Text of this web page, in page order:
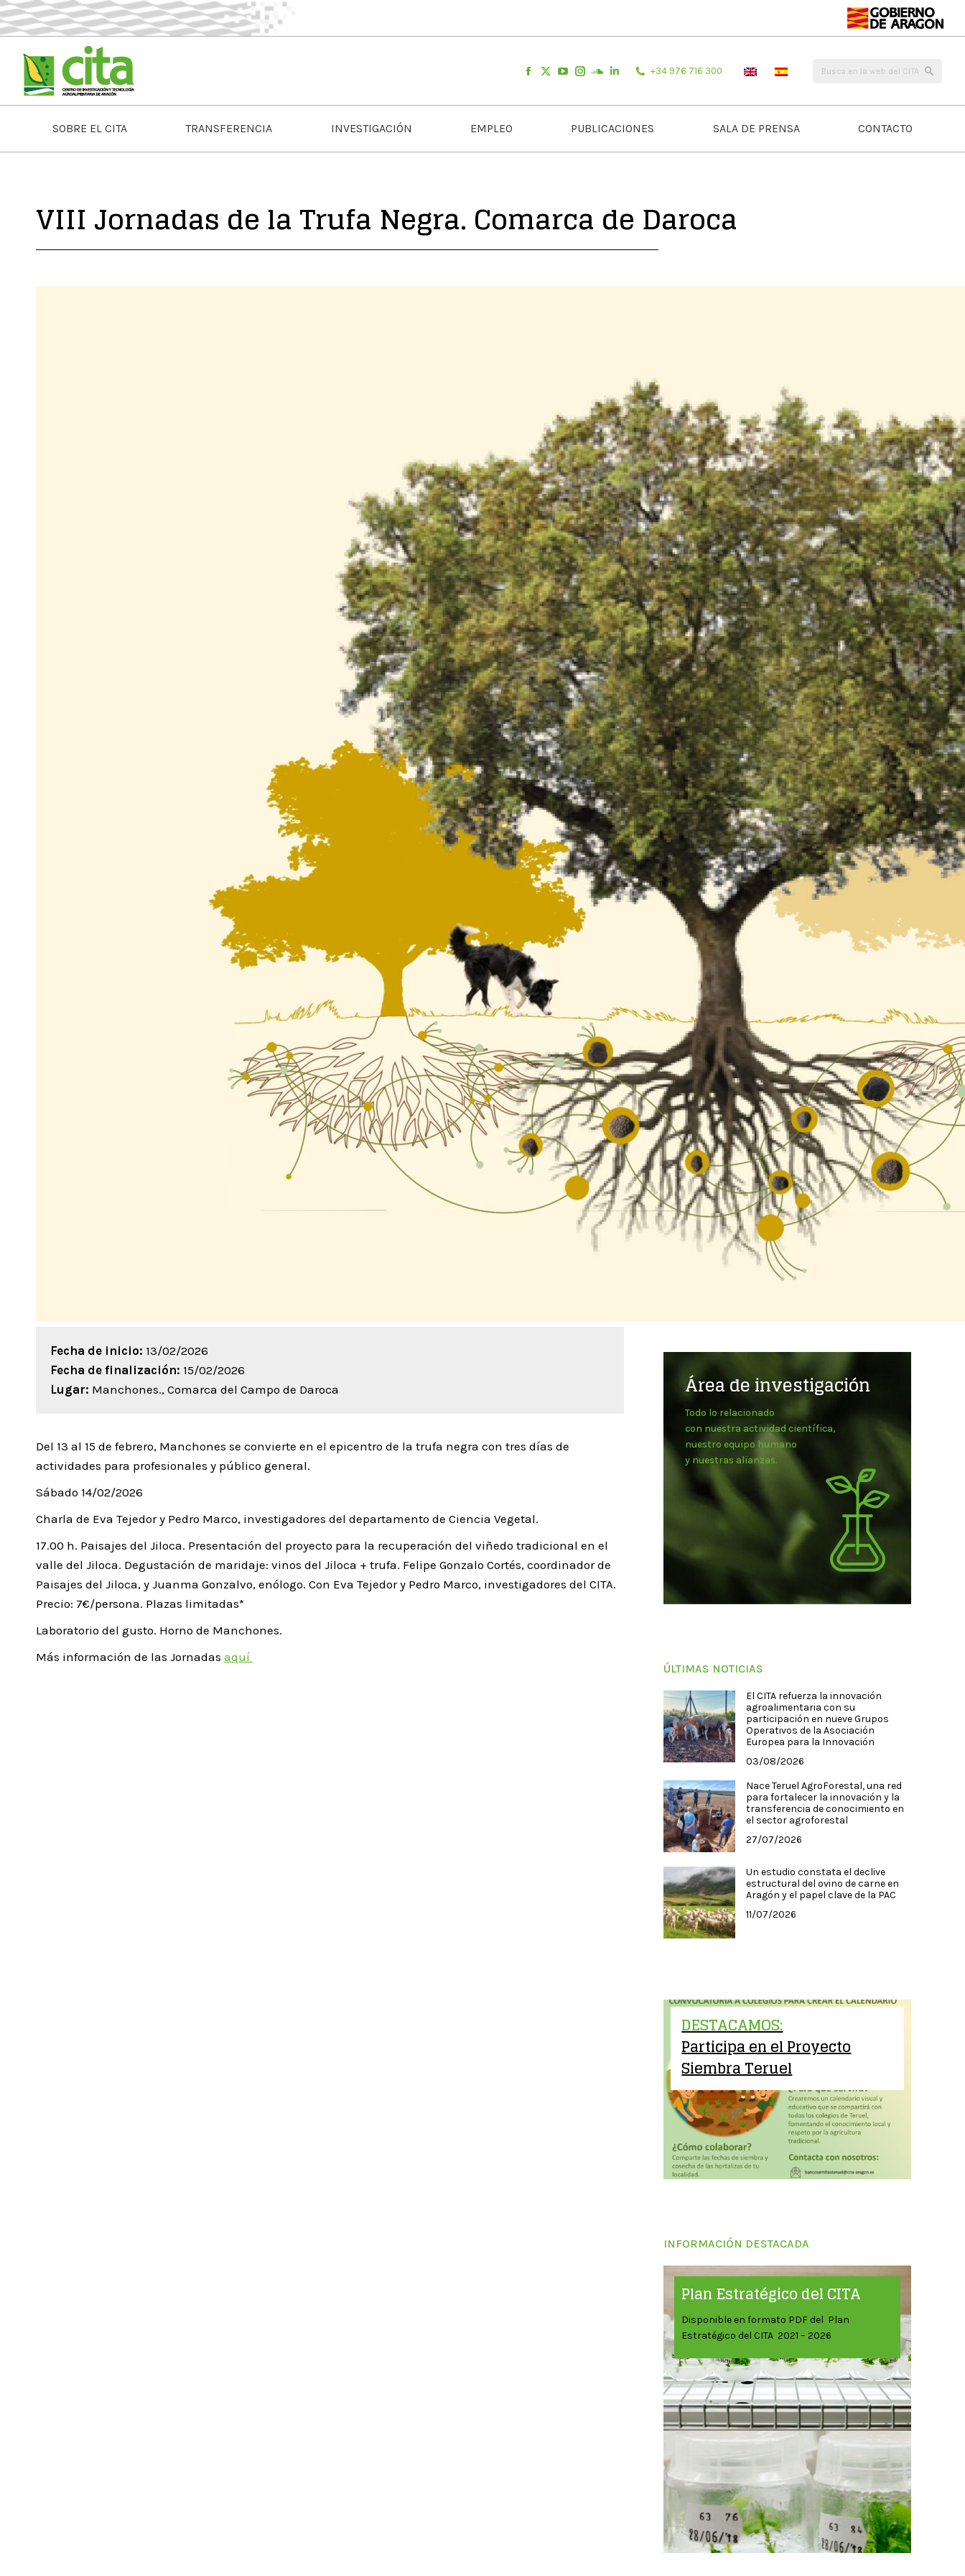
+34 976 716 300
SOBRE EL CITA TRANSFERENCIA INVESTIGACIÓN EMPLEO PUBLICACIONES SALA DE PRENSA CONTACTO
VIII Jornadas de la Trufa Negra. Comarca de Daroca
Fecha de inicio: 13/02/2026
Fecha de finalización: 15/02/2026
Lugar: Manchones., Comarca del Campo de Daroca
Del 13 al 15 de febrero, Manchones se convierte en el epicentro de la trufa negra con tres días de
actividades para profesionales y público general.
Sábado 14/02/2026
Charla de Eva Tejedor y Pedro Marco, investigadores del departamento de Ciencia Vegetal.
17.00 h. Paisajes del Jiloca. Presentación del proyecto para la recuperación del viñedo tradicional en el
valle del Jiloca. Degustación de maridaje: vinos del Jiloca + trufa. Felipe Gonzalo Cortés, coordinador de
Paisajes del Jiloca, y Juanma Gonzalvo, enólogo. Con Eva Tejedor y Pedro Marco, investigadores del CITA.
Precio: 7€/persona. Plazas limitadas*
Laboratorio del gusto. Horno de Manchones.
Más información de las Jornadas aquí
Área de investigación
Todo lo relacionado
con nuestra actividad científica,
nuestro equipo humano
y nuestras alianzas.
ÚLTIMAS NOTICIAS
El CITA refuerza la innovación
agroalimentaria con su
participación en nueve Grupos
Operativos de la Asociación
Europea para la Innovación
03/08/2026
Nace Teruel AgroForestal, una red
para fortalecer la innovación y la
transferencia de conocimiento en
el sector agroforestal
27/07/2026
Un estudio constata el declive
estructural del ovino de carne en
Aragón y el papel clave de la PAC
11/07/2026
DESTACAMOS:
Participa en el Proyecto
Siembra Teruel
INFORMACIÓN DESTACADA
Plan Estratégico del CITA
Disponible en formato PDF del Plan
Estratégico del CITA 2021 – 2026